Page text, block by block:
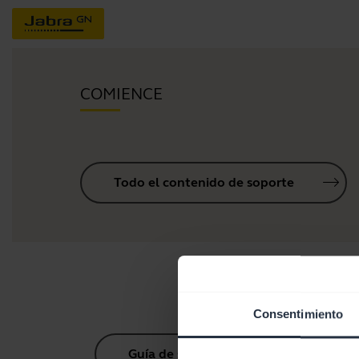
Consentimiento
COMIENCE
Todo el contenido de soporte
Guía de sincronización Bluetooth